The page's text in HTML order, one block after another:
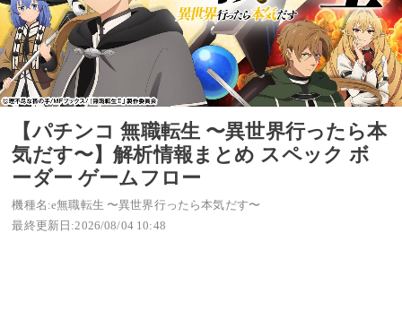
【パチンコ 無職転生 〜異世界行ったら本
気だす〜】解析情報まとめ スペック ボ
ーダー ゲームフロー
機種名:e無職転生 〜異世界行ったら本気だす〜
最終更新日:2026/08/04 10:48